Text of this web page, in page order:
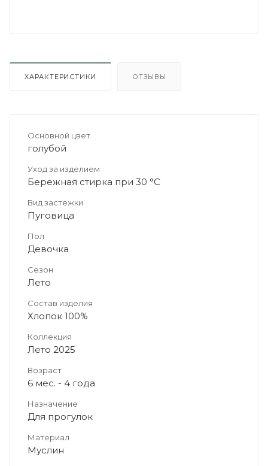
ХАРАКТЕРИСТИКИ ОТЗЫВЫ
Основной цвет
голубой
Уход за изделием
Бережная стирка при 30 °C
Вид застежки
Пуговица
Пол
Девочка
Сезон
Лето
Состав изделия
Хлопок 100%
Коллекция
Лето 2025
Возраст
6 мес. - 4 года
Назначение
Для прогулок
Материал
Муслин